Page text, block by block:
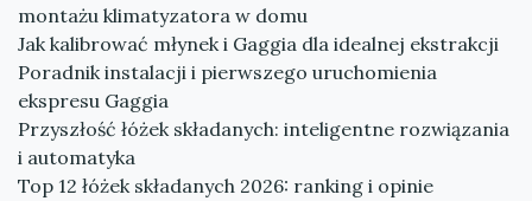
montażu klimatyzatora w domu
Jak kalibrować młynek i Gaggia dla idealnej ekstrakcji
Poradnik instalacji i pierwszego uruchomienia
ekspresu Gaggia
Przyszłość łóżek składanych: inteligentne rozwiązania
i automatyka
Top 12 łóżek składanych 2026: ranking i opinie